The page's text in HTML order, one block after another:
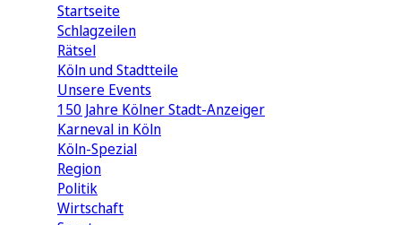
Startseite
Schlagzeilen
Rätsel
Köln und Stadtteile
Unsere Events
150 Jahre Kölner Stadt-Anzeiger
Karneval in Köln
Köln-Spezial
Region
Politik
Wirtschaft